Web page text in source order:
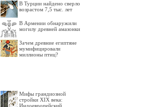
В Турции найдено сверло
возрастом 7,5 тыс. лет
В Армении обнаружили
могилу древней амазонки
Зачем древние египтяне
мумифицировали
миллионы птиц?
Мифы грандиозной
стройки XIX века:
Индоевропейский